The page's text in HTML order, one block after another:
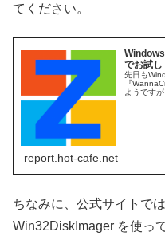
てください。
でお試し
先日も
『
ようです
report.hot-cafe.net
ちなみに、公式サイトで
Win32DiskImager を使っ